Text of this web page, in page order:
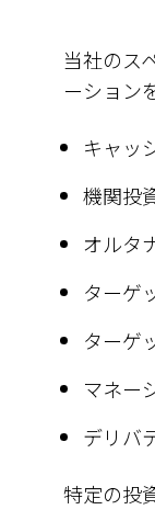
当社のス
ーション
キャッ
機関投
オルタ
ターゲ
ターゲ
マネー
デリバ
特定の投